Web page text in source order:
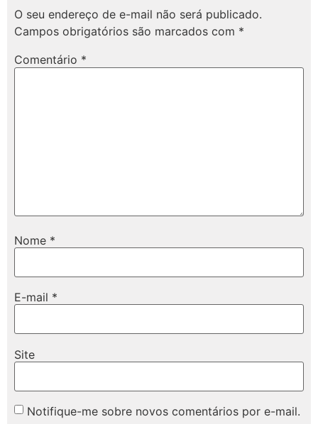
O seu endereço de e-mail não será publicado.
Campos obrigatórios são marcados com *
Comentário *
Nome *
E-mail *
Site
Notifique-me sobre novos comentários por e-mail.